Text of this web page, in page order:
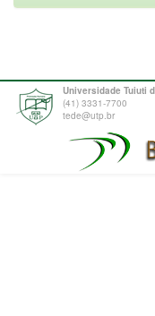
Universidade Tuiuti
(41) 3331-7700
tede@utp.br